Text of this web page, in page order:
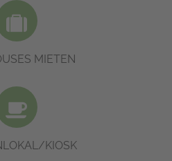
MIETEN
unseren modernen Tiny Houses mit
Seeblick.
MEHR DAZU
KIOSK
Sie Speisen und Getränke.
DAZU